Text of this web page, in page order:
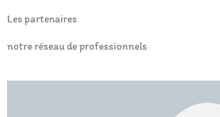
Les partenaires
notre réseau de professionnels